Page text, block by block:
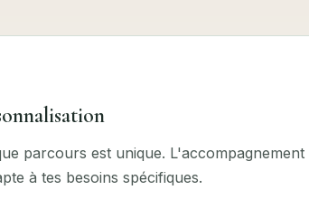
parcours est unique. L'accompagnement
à tes besoins spécifiques.